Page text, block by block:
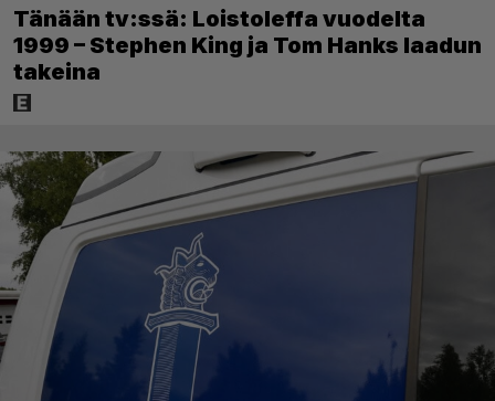
Tänään tv:ssä: Loistoleffa vuodelta
1999 – Stephen King ja Tom Hanks laadun
takeina